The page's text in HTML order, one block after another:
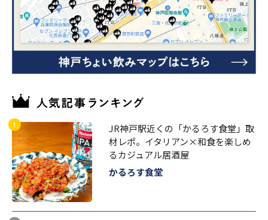
JR神戸駅近くの「かるろす食堂」取
材レポ。イタリアン×和食を楽しめ
るカジュアル居酒屋
かるろす食堂